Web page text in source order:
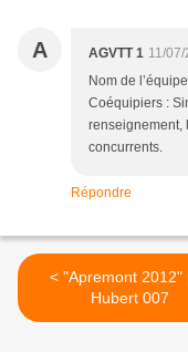
A AGVTT 1 11/
Nom de
Coéquipiers :
renseignement,
concurrents.
Répondre
< "Apremont 2012" par
Hubert 007